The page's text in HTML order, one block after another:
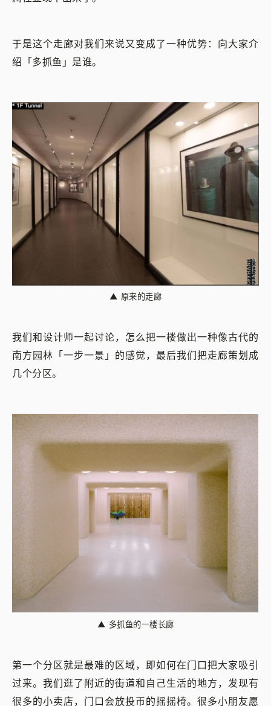
于是这个走廊对我们来说又变成了一种优势：向大家介
绍「多抓鱼」是谁。
▲ 原来的走廊
我们和设计师一起讨论，怎么把一楼做出一种像古代的
南方园林「一步一景」的感觉，最后我们把走廊策划成
几个分区。
▲ 多抓鱼的一楼长廊
第一个分区就是最难的区域，即如何在门口把大家吸引
过来。我们逛了附近的街道和自己生活的地方，发现有
很多的小卖店，门口会放投币的摇摇椅。很多小朋友愿